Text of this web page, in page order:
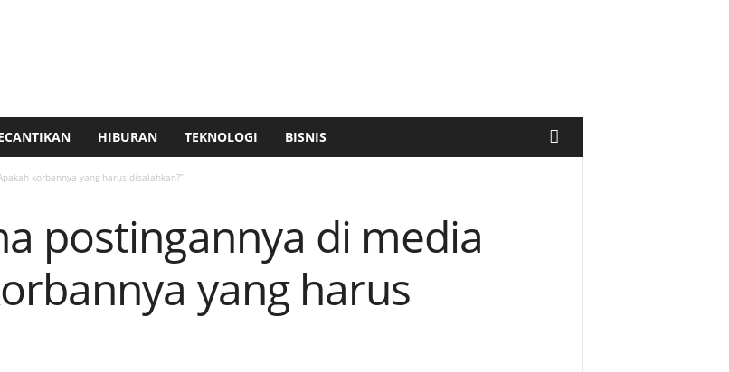
HIBURAN TEKNOLOGI BISNIS
korbannya yang harus disalahkan?”
postingannya di media
yang harus